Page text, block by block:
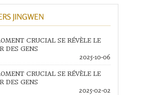
JINGWEN
CRUCIAL SE RÉVÈLE LE
DES GENS
2025-10-06
CRUCIAL SE RÉVÈLE LE
DES GENS
2025-02-02